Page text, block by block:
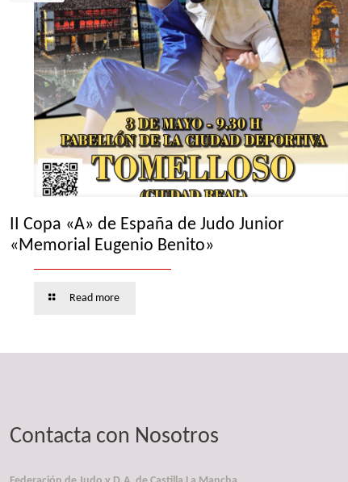
II Copa «A» de España de Judo Junior
«Memorial Eugenio Benito»
Read more
Contacta con Nosotros